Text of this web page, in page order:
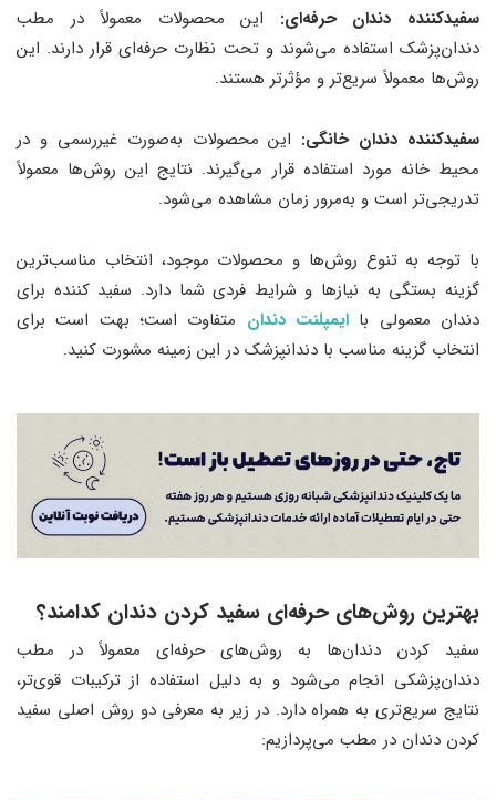
سفیدکننده‌ دندان حرفه‌ای: این محصولات معمولاً در مطب
دندان‌پزشک استفاده می‌شوند و تحت نظارت حرفه‌ای قرار دارند. این
روش‌ها معمولاً سریع‌تر و مؤثرتر هستند.
سفیدکننده‌ دندان خانگی: این محصولات به‌صورت غیررسمی و در
محیط خانه مورد استفاده قرار می‌گیرند. نتایج این روش‌ها معمولاً
تدریجی‌تر است و به‌مرور زمان مشاهده می‌شود.
با توجه به تنوع روش‌ها و محصولات موجود، انتخاب مناسب‌ترین
گزینه بستگی به نیازها و شرایط فردی شما دارد. سفید کننده برای
دندان معمولی با ایمپلنت دندان متفاوت است؛ بهت است برای
انتخاب گزینه مناسب با دندانپزشک در این زمینه مشورت کنید.
بهترین روش‌های حرفه‌ای سفید کردن دندان کدامند؟
سفید کردن دندان‌ها به روش‌های حرفه‌ای معمولاً در مطب
دندان‌پزشکی انجام می‌شود و به دلیل استفاده از ترکیبات قوی‌تر،
نتایج سریع‌تری به همراه دارد. در زیر به معرفی دو روش اصلی سفید
کردن دندان در مطب می‌پردازیم: